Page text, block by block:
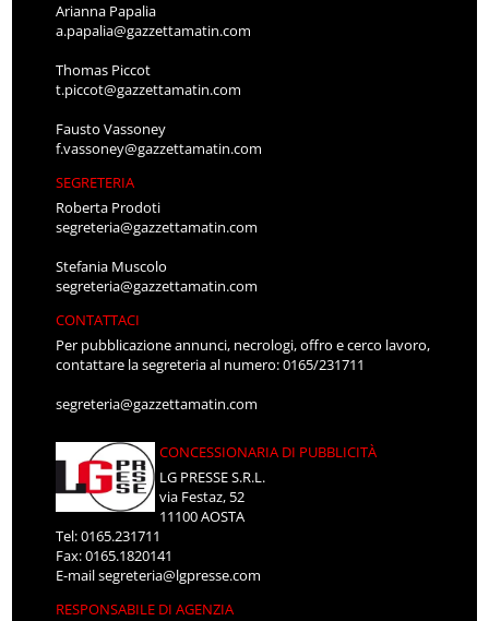
Arianna Papalia
a.papalia@gazzettamatin.com
Thomas Piccot
t.piccot@gazzettamatin.com
Fausto Vassoney
f.vassoney@gazzettamatin.com
SEGRETERIA
Roberta Prodoti
segreteria@gazzettamatin.com
Stefania Muscolo
segreteria@gazzettamatin.com
CONTATTACI
Per pubblicazione annunci, necrologi, offro e cerco lavoro,
contattare la segreteria al numero: 0165/231711
segreteria@gazzettamatin.com
CONCESSIONARIA DI PUBBLICITÀ
LG PRESSE S.R.L.
via Festaz, 52
11100 AOSTA
Tel: 0165.231711
Fax: 0165.1820141
E-mailsegreteria@lgpresse.com
RESPONSABILE DI AGENZIA